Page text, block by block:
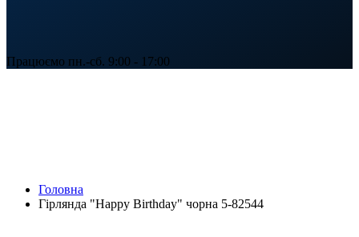
Працюємо пн.-сб. 9:00 - 17:00
Головна
Гірлянда "Happy Birthday" чорна 5-82544